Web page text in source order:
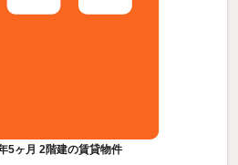
5ヶ月 2階建の賃貸物件